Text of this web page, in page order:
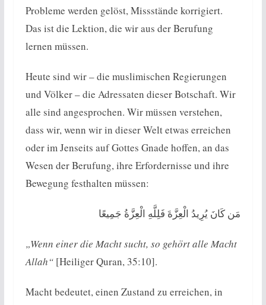
Probleme werden gelöst, Missstände korrigiert.
Das ist die Lektion, die wir aus der Berufung
lernen müssen.
Heute sind wir – die muslimischen Regierungen
und Völker – die Adressaten dieser Botschaft. Wir
alle sind angesprochen. Wir müssen verstehen,
dass wir, wenn wir in dieser Welt etwas erreichen
oder im Jenseits auf Gottes Gnade hoffen, an das
Wesen der Berufung, ihre Erfordernisse und ihre
Bewegung festhalten müssen:
مَن كَانَ يُرِيدُ الْعِزَّةَ فَلِلَّهِ الْعِزَّةُ جَمِيعًا
„Wenn einer die Macht sucht, so gehört alle Macht
Allah“[Heiliger Quran, 35:10].
Macht bedeutet, einen Zustand zu erreichen, in